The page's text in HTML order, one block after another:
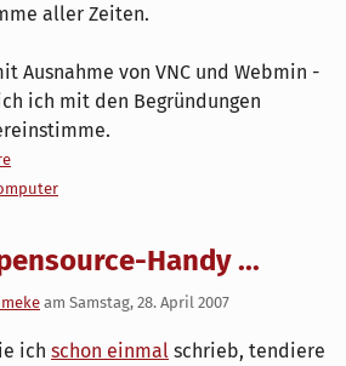
aller Zeiten.
Ausnahme von VNC und Webmin -
ich mit den Begründungen
Handy ...
am Samstag, 28. April 2007
ich schon einmal schrieb, tendiere